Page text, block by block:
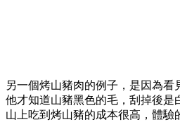
另一個烤山豬肉的例子，是因為看
他才知道山豬黑色的毛，刮掉後是
山上吃到烤山豬的成本很高，體驗